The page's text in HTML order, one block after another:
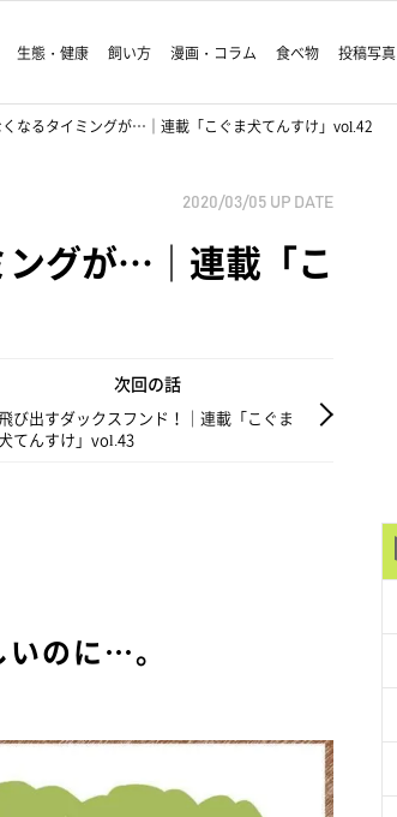
生態・健康 飼い方 漫画・コラム 食べ物 投稿写真
なるタイミングが…｜連載「こぐま犬てんすけ」vol.42
2020/03/05 UP DATE
グが…｜連載「こ
次回の話
び出すダックスフンド！｜連載「こぐま
てんすけ」vol.43
のに…。